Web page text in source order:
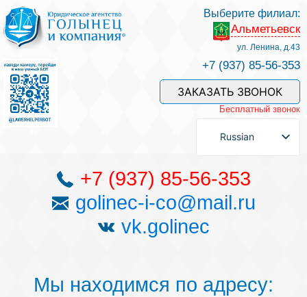
Услуги и наши специалисты
Оплата услуг
Задать вопрос
Контакты
Выберите филиал:
Альметьевск
ул. Ленина, д.43
+7 (937) 85-56-353
ЗАКАЗАТЬ ЗВОНОК
Бесплатный звонок
Russian
+7 (937) 85-56-353
golinec-i-co@mail.ru
vk.golinec
Мы находимся по адресу: